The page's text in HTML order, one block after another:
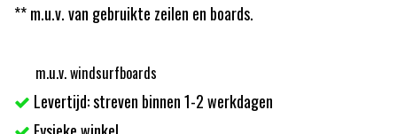
** m.u.v. van gebruikte zeilen en boards.
m.u.v. windsurfboards
Levertijd: streven binnen 1-2 werkdagen